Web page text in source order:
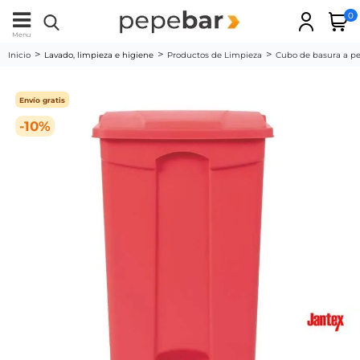
Menu
0
Inicio Lavado, limpieza e higiene Productos de Limpieza Cubo de basura a
-10%
Envío gratis